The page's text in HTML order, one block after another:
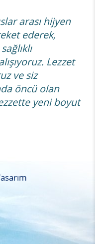
arası hijyen
ederek,
Lezzet
ve siz
öncü olan
yeni boyut